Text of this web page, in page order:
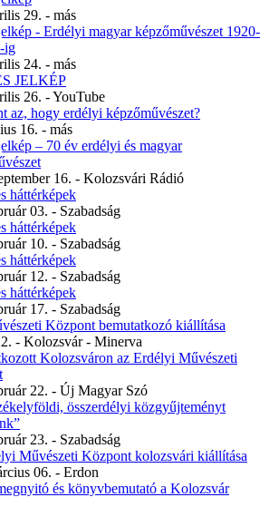
29. - más
- Erdélyi magyar képzőművészet 1920-
ig
24. - más
JELKÉP
26. - YouTube
az, hogy erdélyi képzőművészet?
16. - más
– 70 év erdélyi és magyar
16. - Kolozsvári Rádió
háttérképek
03. - Szabadság
háttérképek
10. - Szabadság
háttérképek
12. - Szabadság
háttérképek
17. - Szabadság
Központ bemutatkozó kiállítása
- Kolozsvár - Minerva
Kolozsváron az Erdélyi Művészeti
22. - Új Magyar Szó
összerdélyi közgyűjteményt
23. - Szabadság
Művészeti Központ kolozsvári kiállítása
06. - Erdon
és könyvbemutató a Kolozsvár